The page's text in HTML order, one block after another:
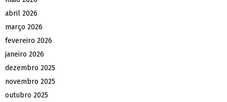
abril 2026
março 2026
fevereiro 2026
janeiro 2026
dezembro 2025
novembro 2025
outubro 2025